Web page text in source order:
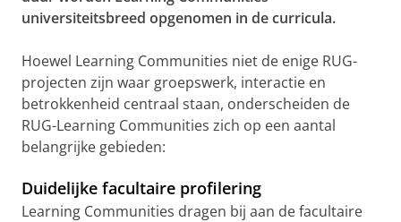
universiteitsbreed opgenomen in de curricula.
Hoewel Learning Communities niet de enige RUG-
projecten zijn waar groepswerk, interactie en
betrokkenheid centraal staan, onderscheiden de
RUG-Learning Communities zich op een aantal
belangrijke gebieden:
Duidelijke facultaire profilering
Learning Communities dragen bij aan de facultaire